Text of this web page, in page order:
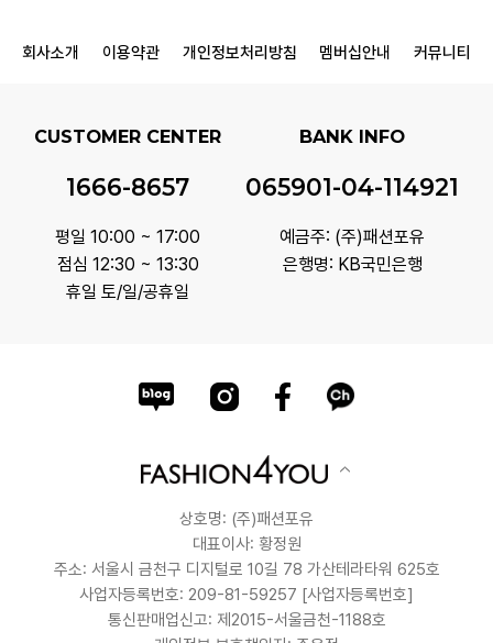
회사소개 이용약관 개인정보처리방침 멤버십안내 커뮤니티
CUSTOMER CENTER
1666-8657
평일 10:00 ~ 17:00
점심 12:30 ~ 13:30
휴일 토/일/공휴일
BANK INFO
065901-04-114921
예금주: (주)패션포유
은행명: KB국민은행
상호명: (주)패션포유
대표이사: 황정원
주소: 서울시 금천구 디지털로 10길 78 가산테라타워 625호
사업자등록번호: 209-81-59257 [사업자등록번호]
통신판매업신고: 제2015-서울금천-1188호